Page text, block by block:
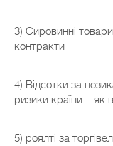
3) Сировинні
контракти
4) Відсотки за
ризики країни – як
5) роялті за